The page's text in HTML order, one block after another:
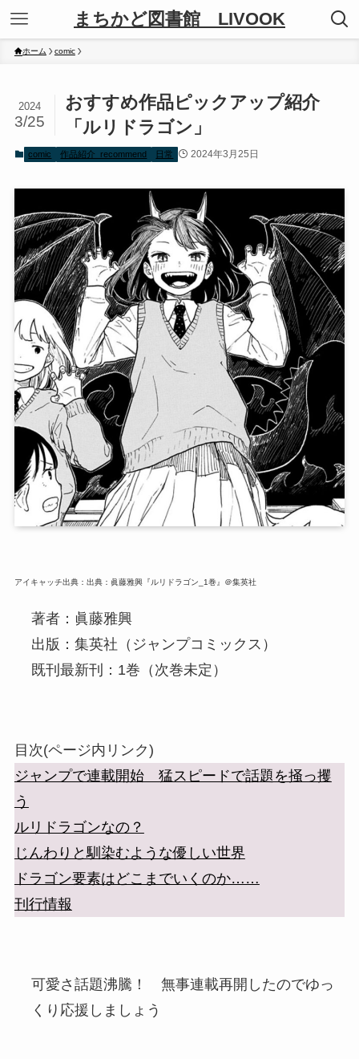
まちかど図書館 LIVOOK
ホーム comic
おすすめ作品ピックアップ紹介
「ルリドラゴン」
2024
3/25
comic 作品紹介_recommend 日常 2024年3月25日
アイキャッチ出典：出典：眞藤雅興『ルリドラゴン_1巻』＠集英社
著者：眞藤雅興
出版：集英社（ジャンプコミックス）
既刊最新刊：1巻（次巻未定）
目次(ページ内リンク)
ジャンプで連載開始 猛スピードで話題を掻っ攫
う
ルリドラゴンなの？
じんわりと馴染むような優しい世界
ドラゴン要素はどこまでいくのか……
刊行情報
可愛さ話題沸騰！ 無事連載再開したのでゆっ
くり応援しましょう